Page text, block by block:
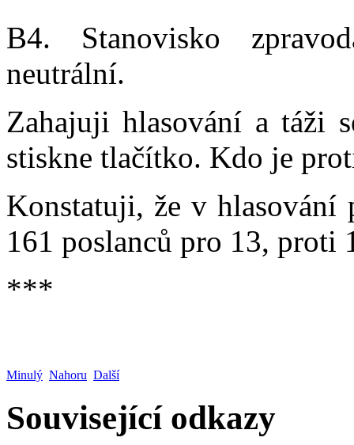
B4. Stanovisko
neutrální.
Zahajuji hlasování a táži
stiskne tlačítko. Kdo je
Konstatuji, že v hlasování
161 poslanců pro 13,
***
Minulý Nahoru Další
Související odkazy